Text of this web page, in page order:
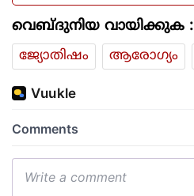
വെബ്ദുനിയ വായിക്കുക :
ജ്യോതിഷം
ആരോഗ്യം